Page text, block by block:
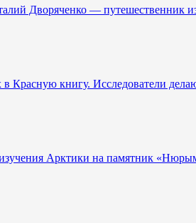
Дворяченко — путешественник
Красную книгу. Исследователи
Арктики на памятник